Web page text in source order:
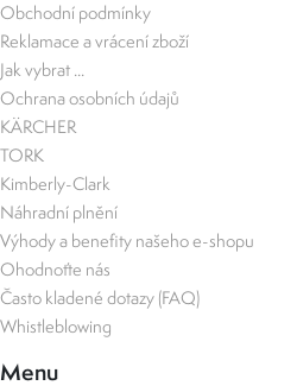
Obchodní podmínky
Reklamace a vrácení zboží
Jak vybrat ...
Ochrana osobních údajů
KÄRCHER
TORK
Kimberly-Clark
Náhradní plnění
Výhody a benefity našeho e-shopu
Ohodnoťte nás
Často kladené dotazy (FAQ)
Whistleblowing
Menu